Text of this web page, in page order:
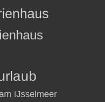
IJsselmeer